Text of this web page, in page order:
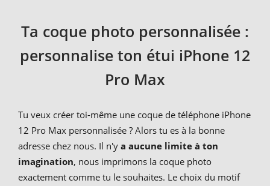
Ta coque photo personnalisée :
personnalise ton étui iPhone 12
Pro Max
Tu veux créer toi-même une coque de téléphone iPhone
12 Pro Max personnalisée ? Alors tu es à la bonne
adresse chez nous. Il n'y a aucune limite à ton
imagination, nous imprimons la coque photo
exactement comme tu le souhaites. Le choix du motif